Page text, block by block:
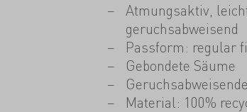
Atmungsaktiv,
geruchsabweisend
Passform: regular
Gebondete Säume
Material: 100%